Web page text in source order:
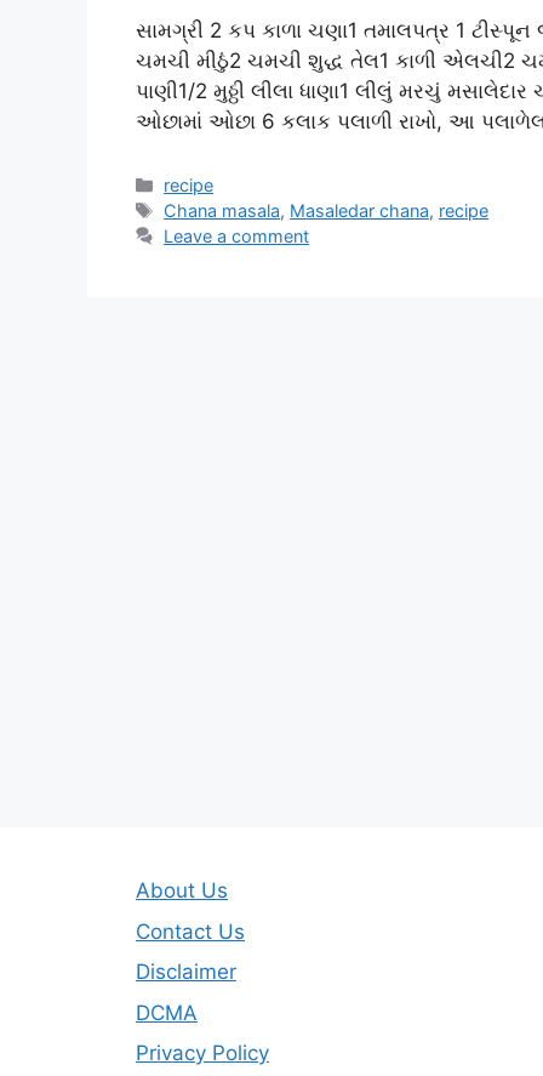
સામગ્રી 2 કપ કાળા ચણા1 તમાલપત્ર 1
ચમચી મીઠું2 ચમચી શુદ્ધ તેલ1 કાળી એલચી2
પાણી1/2 મુઠ્ઠી લીલા ધાણા1 લીલું મરચું
ઓછામાં ઓછા 6 કલાક પલાળી રાખો, આ
Categories
recipe
Tags
Chana masala, Masaledar chana, recipe
Leave a comment
About Us
Contact Us
Disclaimer
DCMA
Privacy Policy